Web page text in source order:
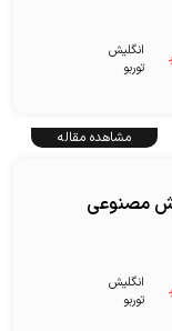
انگلیش‌
توربو
مشاهده مقاله
مصنوعی
انگلیش‌
توربو